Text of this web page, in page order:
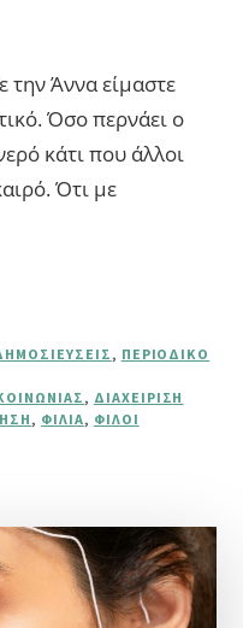
την Άννα είμαστε
Όσο περνάει ο
κάτι που άλλοι
Ότι με
, ΠΕΡΙΟΔΙΚΌ
, ΔΙΑΧΕΊΡΙΣΗ
, ΦΙΛΊΑ, ΦΊΛΟΙ